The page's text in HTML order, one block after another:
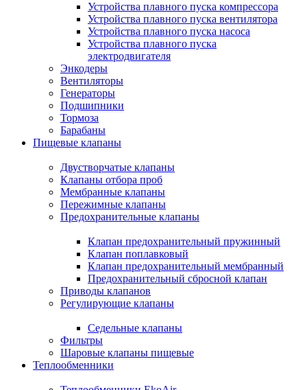
Устройства плавного пуска компрессора
Устройства плавного пуска вентилятора
Устройства плавного пуска насоса
Устройства плавного пуска
электродвигателя
Энкодеры
Вентиляторы
Генераторы
Подшипники
Тормоза
Барабаны
Пищевые клапаны
Двустворчатые клапаны
Клапаны отбора проб
Мембранные клапаны
Пережимные клапаны
Предохранительные клапаны
Клапан предохранительный пружинный
Клапан поплавковый
Клапан предохранительный мембранный
Предохранительный сбросной клапан
Приводы клапанов
Регулирующие клапаны
Седельные клапаны
Фильтры
Шаровые клапаны пищевые
Теплообменники